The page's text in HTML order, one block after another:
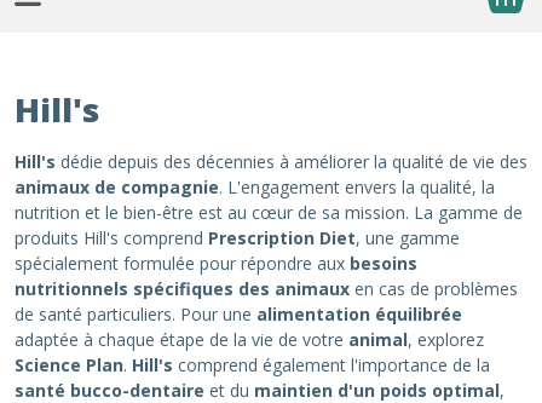
Hill's
Hill's dédie depuis des décennies à améliorer la qualité de vie des
animaux de compagnie. L'engagement envers la qualité, la
nutrition et le bien-être est au cœur de sa mission. La gamme de
produits Hill's comprend Prescription Diet, une gamme
spécialement formulée pour répondre aux besoins
nutritionnels spécifiques des animaux en cas de problèmes
de santé particuliers. Pour une alimentation équilibrée
adaptée à chaque étape de la vie de votre animal, explorez
Science Plan. Hill's comprend également l'importance de la
santé bucco-dentaire et du maintien d'un poids optimal,